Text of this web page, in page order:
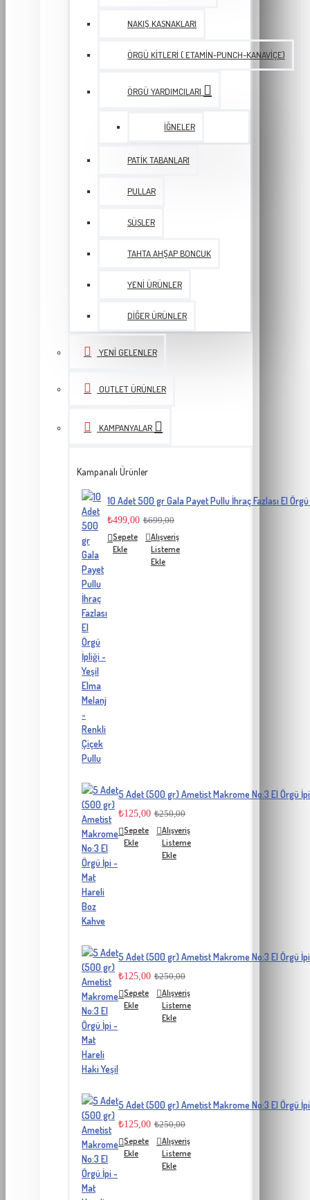
NAKIŞ KASNAKLARI
ÖRGÜ KITLERI ( ETAMIN-PUNCH-KANAVIÇE)
ÖRGÜ YARDIMCILARI
İĞNELER
PATIK TABANLARI
PULLAR
SÜSLER
TAHTA AHŞAP BONCUK
YENI ÜRÜNLER
DIĞER ÜRÜNLER
YENI GELENLER
OUTLET ÜRÜNLER
KAMPANYALAR
Kampanalı Ürünler
10 Adet 500 gr Gala Payet Pullu İhraç Fazlası El
₺499,00 ₺699,00
Sepete
Ekle
Alışveriş
Listeme
Ekle
5 Adet (500 gr) Ametist Makrome No:3 El Örgü
₺125,00 ₺250,00
Sepete
Ekle
Alışveriş
Listeme
Ekle
5 Adet (500 gr) Ametist Makrome No:3 El Örgü
₺125,00 ₺250,00
Sepete
Ekle
Alışveriş
Listeme
Ekle
5 Adet (500 gr) Ametist Makrome No:3 El Örgü
₺125,00 ₺250,00
Sepete
Ekle
Alışveriş
Listeme
Ekle